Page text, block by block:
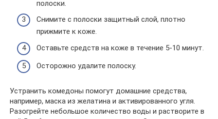
полоски.
Снимите с полоски защитный слой, плотно
прижмите к коже.
Оставьте средств на коже в течение 5-10 минут.
Осторожно удалите полоску.
Устранить комедоны помогут домашние средства,
например, маска из желатина и активированного угля.
Разогрейте небольшое количество воды и растворите в